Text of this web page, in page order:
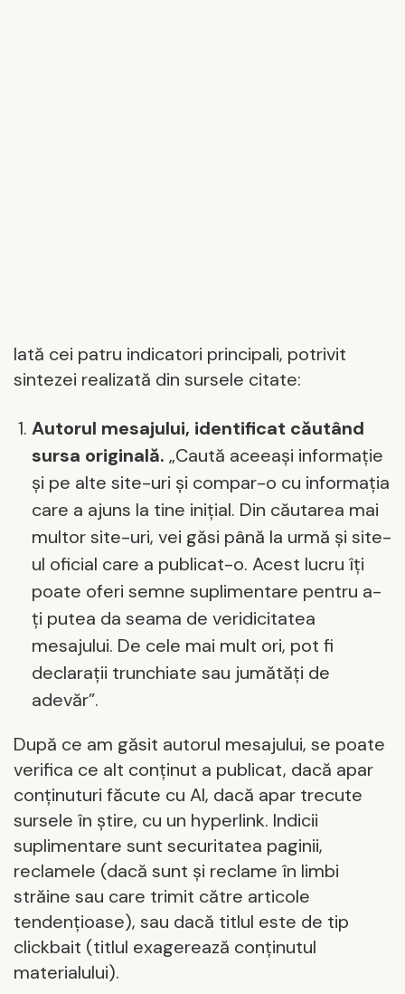
Iată cei patru indicatori principali, potrivit
sintezei realizată din sursele citate:
Autorul mesajului, identificat căutând
sursa originală. „Caută aceeași informație
și pe alte site-uri și compar-o cu informația
care a ajuns la tine inițial. Din căutarea mai
multor site-uri, vei găsi până la urmă și site-
ul oficial care a publicat-o. Acest lucru îți
poate oferi semne suplimentare pentru a-
ți putea da seama de veridicitatea
mesajului. De cele mai mult ori, pot fi
declarații trunchiate sau jumătăți de
adevăr”.
După ce am găsit autorul mesajului, se poate
verifica ce alt conținut a publicat, dacă apar
conținuturi făcute cu AI, dacă apar trecute
sursele în ştire, cu un hyperlink. Indicii
suplimentare sunt securitatea paginii,
reclamele (dacă sunt și reclame în limbi
străine sau care trimit către articole
tendențioase), sau dacă titlul este de tip
clickbait (titlul exagerează conținutul
materialului).